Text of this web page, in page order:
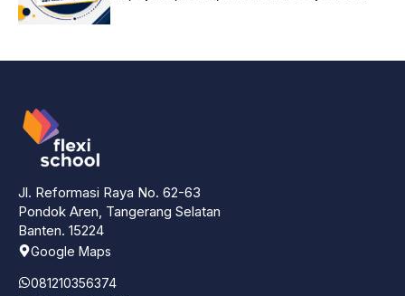
Jl. Reformasi Raya No. 62-63
Pondok Aren, Tangerang Selatan
Banten. 15224
Google Maps
081210356374